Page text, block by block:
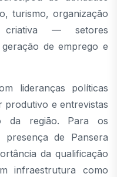
turismo, organização
criativa — setores
de emprego e
lideranças políticas
produtivo e entrevistas
da região. Para os
de Pansera
da qualificação
infraestrutura como